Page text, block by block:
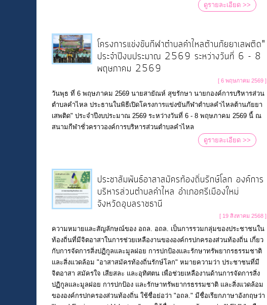
ดูรายละเอียด >>
โครงการแข่งขันกีฬาตำบลคำไหลต้านภัยยาเสพติด"
ประจำปีงบประมาณ 2569 ระหว่างวันที่ 6 - 8
พฤษภาคม 2569
[ 6 พฤษภาคม 2569 ]
วันพุธ ที่ 6 พฤษภาคม 2569 นายสายัณห์ สุขรักษา นายกองค์การบริหารส่วน
ตำบลคำไหล ประธานในพิธีเปิดโครงการแข่งขันกีฬาตำบลคำไหลต้านภัยยา
เสพติด" ประจำปีงบประมาณ 2569 ระหว่างวันที่ 6 - 8 พฤษภาคม 2569 นี้ ณ
สนามกีฬาชั่วคราวองค์การบริหารส่วนตำบลคำไหล
ดูรายละเอียด >>
ประชาสัมพันธ์อาสาสมัครท้องถิ่นรักษ์โลก องค์การ
บริหารส่วนตำบลคำไหล อำเภอศรีเมืองใหม่
จังหวัดอุบลราชธานี
[ 19 สิงหาคม 2568 ]
ความหมายและสัญลักษณ์ของ อถล. อถล. เป็นการรวมกลุ่มของประชาชนใน
ท้องถิ่นที่มีจิตอาสาในการช่วยเหลืองานขององค์กรปกครองส่วนท้องถิ่น เกี่ยว
กับการจัดการสิ่งปฏิกูลและมูลฝอย การปกป้องและรักษาทรัพยากรธรรมชาติ
และสิ่งแวดล้อม "อาสาสมัครท้องถิ่นรักษ์โลก" หมายความว่า ประชาชนที่มี
จิตอาสา สมัครใจ เสียสละ และอุทิศตน เพื่อช่วยเหลืองานด้านการจัดการสิ่ง
ปฏิกูลและมูลฝอย การปกป้อง และรักษาทรัพยากรธรรมชาติ และสิ่งแวดล้อม
ขององค์กรปกครองส่วนท้องถิ่น ใช้ชื่อย่อว่า "อถล." มีชื่อเรียกภาษาอังกฤษว่า